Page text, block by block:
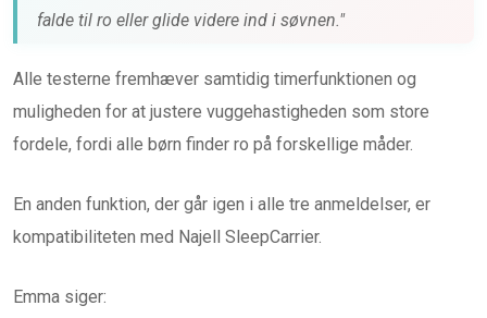
falde til ro eller glide videre ind i søvnen."
Alle testerne fremhæver samtidig timerfunktionen og
muligheden for at justere vuggehastigheden som store
fordele, fordi alle børn finder ro på forskellige måder.
En anden funktion, der går igen i alle tre anmeldelser, er
kompatibiliteten med Najell SleepCarrier.
Emma siger: